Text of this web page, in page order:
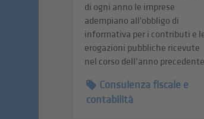
di ogni anno le imprese
adempiano all'obbligo di
informativa per i contributi e
erogazioni pubbliche ricevute
nel corso dell’anno
Consulenza fiscale e
contabilità